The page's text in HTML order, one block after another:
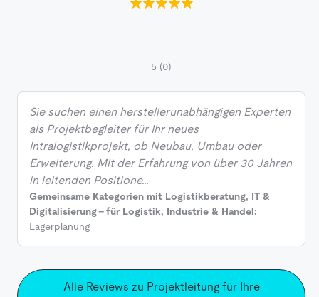
5 (0)
Sie suchen einen herstellerunabhängigen Experten
als Projektbegleiter für Ihr neues
Intralogistikprojekt, ob Neubau, Umbau oder
Erweiterung. Mit der Erfahrung von über 30 Jahren
in leitenden Positione…
Gemeinsame Kategorien mit Logistikberatung, IT &
Digitalisierung - für Logistik, Industrie & Handel:
Lagerplanung
Alle Reviews zu Projektleitung für Ihre